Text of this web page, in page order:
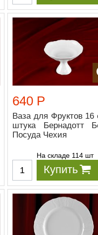
640 Р
Ваза для Фруктов 16
штука Бернадотт
Посуда Чехия
На складе 114 шт
Купить